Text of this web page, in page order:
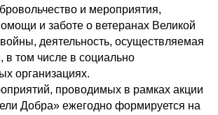
и мероприятия,
и заботе о ветеранах Великой
деятельность, осуществляемая
в том числе в социально
организациях.
проводимых в рамках акции
Добра» ежегодно формируется на